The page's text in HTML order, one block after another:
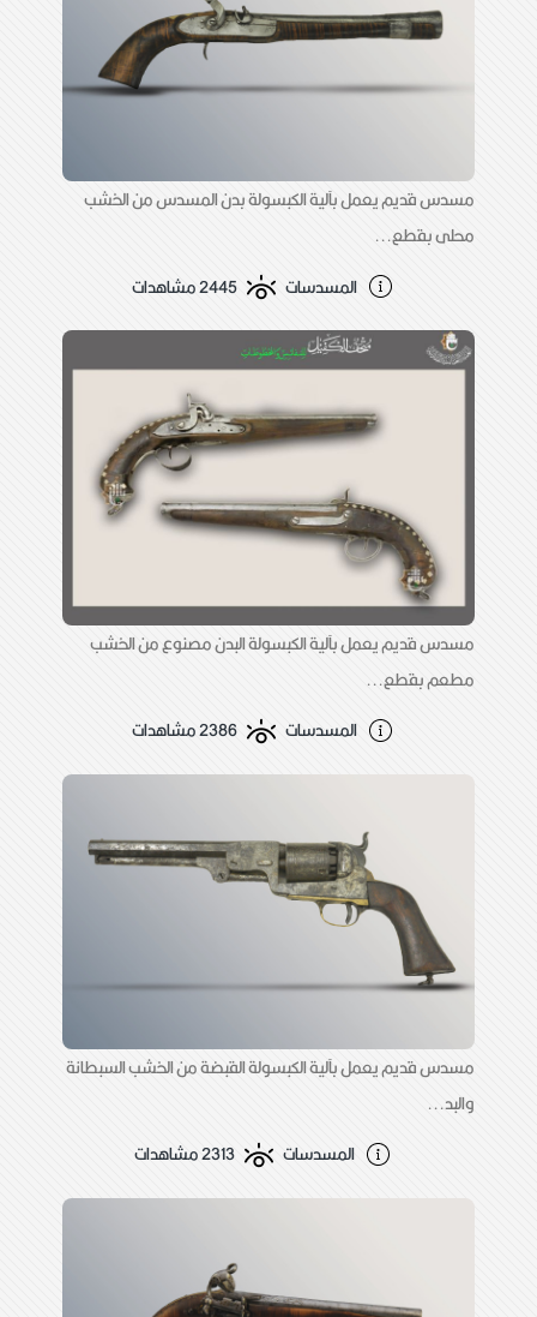
مسدس قديم يعمل بآلية الكبسولة بدن المسدس من الخشب
محلى بقطع...
المسدسات
2445 مشاهدات
مسدس قديم يعمل بآلية الكبسولة البدن مصنوع من الخشب
مطعم بقطع...
المسدسات
2386 مشاهدات
مسدس قديم يعمل بآلية الكبسولة القبضة من الخشب السبطانة
والبد...
المسدسات
2313 مشاهدات